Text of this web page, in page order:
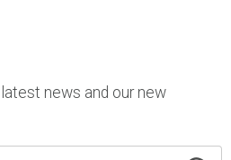
news and our new